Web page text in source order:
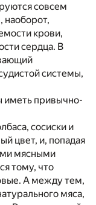
совсем
наоборот,
крови,
сердца. В
системы,
привычно-
сосиски и
цвет, и, попадая
мясными
тому, что
А между тем,
мяса,